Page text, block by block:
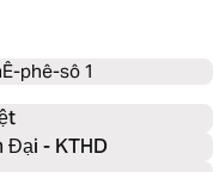
Ê-phê-sô 1
Đại - KTHD